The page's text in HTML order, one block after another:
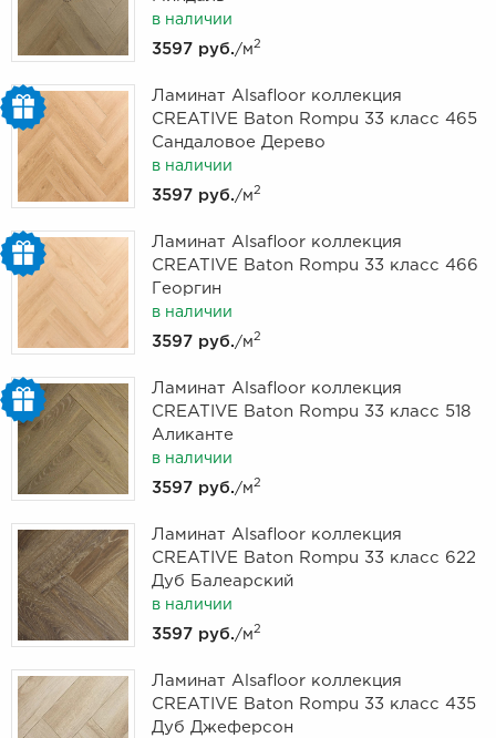
в наличии
3597 руб./м2
Ламинат Alsafloor коллекция
CREATIVE Baton Rompu 33 класс 465
Сандаловое Дерево
в наличии
3597 руб./м2
Ламинат Alsafloor коллекция
CREATIVE Baton Rompu 33 класс 466
Георгин
в наличии
3597 руб./м2
Ламинат Alsafloor коллекция
CREATIVE Baton Rompu 33 класс 518
Аликанте
в наличии
3597 руб./м2
Ламинат Alsafloor коллекция
CREATIVE Baton Rompu 33 класс 622
Дуб Балеарский
в наличии
3597 руб./м2
Ламинат Alsafloor коллекция
CREATIVE Baton Rompu 33 класс 435
Дуб Джеферсон